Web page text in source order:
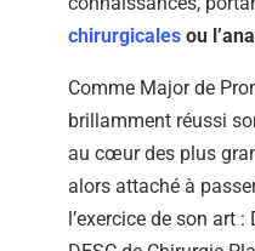
chirurgicalesou
Comme Major de
brillamment réussi
au cœur des plus
alors attaché à
l’exercice de son art